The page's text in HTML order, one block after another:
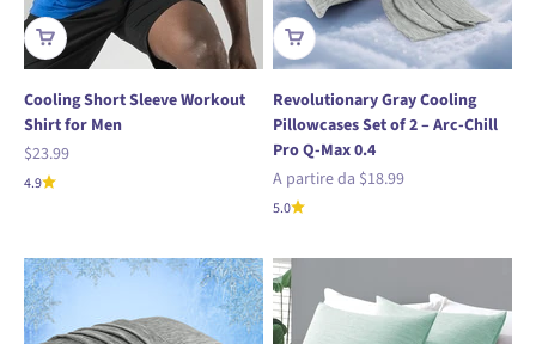
Cooling Short Sleeve Workout
Shirt for Men
Prezzo scontato
$23.99
4.9
Revolutionary Gray Cooling
Pillowcases Set of 2 – Arc-Chill
Pro Q-Max 0.4
Prezzo scontato
A partire da $18.99
5.0